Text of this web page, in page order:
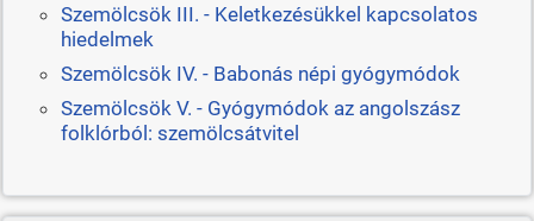
Szemölcsök III. - Keletkezésükkel kapcsolatos
hiedelmek
Szemölcsök IV. - Babonás népi gyógymódok
Szemölcsök V. - Gyógymódok az angolszász
folklórból: szemölcsátvitel